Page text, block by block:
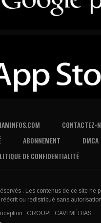
CONTACTEZ-
ABONNEMENT
DMCA
DE CONFIDENTIALITÉ
. Les contenus de ce site ne
réécrit ou redistribué sans
: GROUPE CAVI MÉDIAS